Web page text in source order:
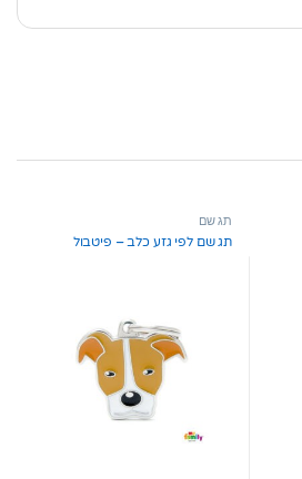
תג שם
תג שם לפי גזע כלב – פיטבול